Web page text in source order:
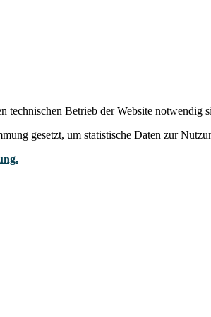
technischen Betrieb der Website notwendig
gesetzt, um statistische Daten zur